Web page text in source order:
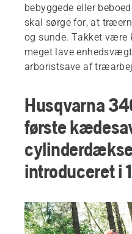
bebyggede eller
skal sørge for, at
og sunde. Takket være
meget lave
arboristsave af
Husqvarna
første
introduceret i